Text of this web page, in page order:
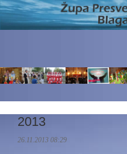
2013
26.11.2013 08:29